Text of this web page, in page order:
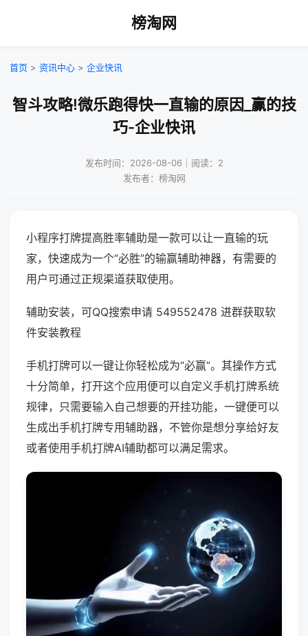
榜淘网
首页 > 资讯中心 > 企业快讯
智斗攻略!微乐跑得快一直输的原因_赢的技
巧-企业快讯
发布时间：2026-08-06｜阅读：2
发布者：榜淘网
小程序打牌提高胜率辅助是一款可以让一直输的玩
家，快速成为一个“必胜”的输赢辅助神器，有需要的
用户可通过正规渠道获取使用。
辅助安装，可QQ搜索申请 549552478 进群获取软
件安装教程
手机打牌可以一键让你轻松成为“必赢”。其操作方式
十分简单，打开这个应用便可以自定义手机打牌系统
规律，只需要输入自己想要的开挂功能，一键便可以
生成出手机打牌专用辅助器，不管你是想分享给好友
或者使用手机打牌AI辅助都可以满足需求。